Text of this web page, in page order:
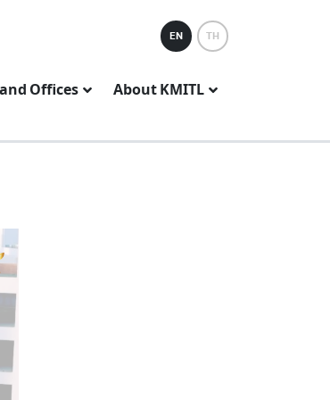
EN TH
Offices
About KMITL